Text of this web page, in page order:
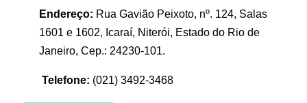
Endereço: Rua Gavião Peixoto, nº. 124, Salas
1601 e 1602, Icaraí, Niterói, Estado do Rio de
Janeiro, Cep.: 24230-101.
Telefone: (021) 3492-3468